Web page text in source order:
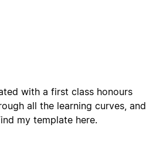
with a first class honours
all the learning curves, and
my template here.